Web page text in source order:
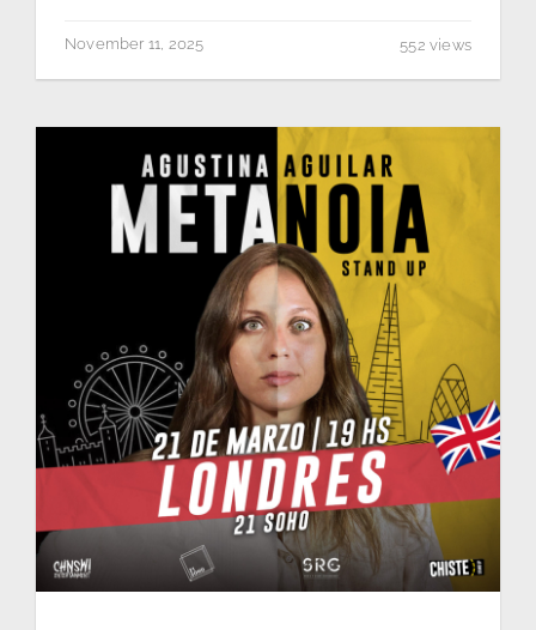
November 11, 2025 552 views